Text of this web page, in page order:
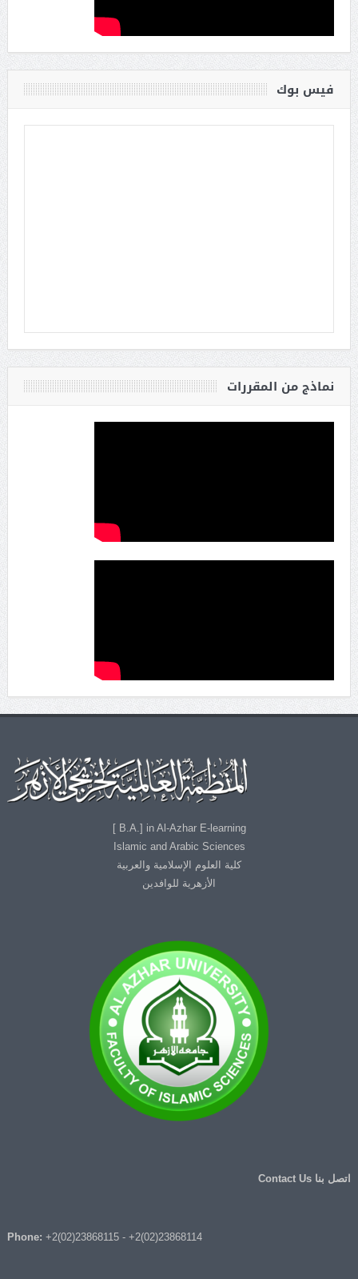
فيس بوك
نماذج من المقررات
B.A.] in Al-Azhar E-learning ]
Islamic and Arabic Sciences
كلية العلوم الإسلامية والعربية
الأزهرية للوافدين
اتصل بنا Contact Us
Phone: +2(02)23868115- +2(02)23868114